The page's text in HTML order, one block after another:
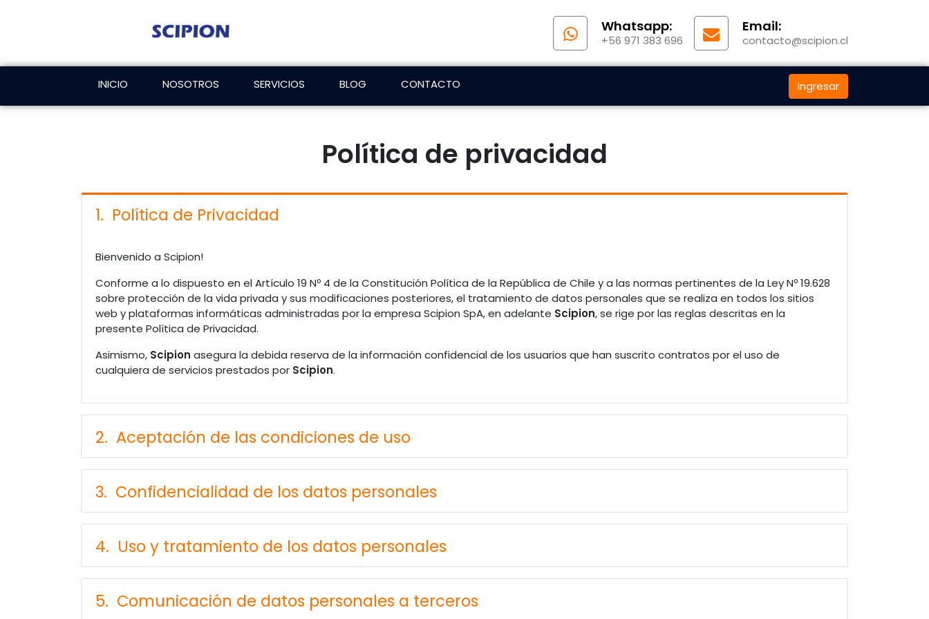
Whatsapp:
+56 971 383 696
Email:
contacto@scipion.cl
INICIO NOSOTROS SERVICIOS BLOG CONTACTO Ingresar
Política de privacidad
1. Política de Privacidad
Bienvenido a Scipion!
Conforme a lo dispuesto en el Artículo 19 Nº 4 de la Constitución Política de la República de Chile y a las normas pertinentes de la Ley Nº 19.628
sobre protección de la vida privada y sus modificaciones posteriores, el tratamiento de datos personales que se realiza en todos los sitios
web y plataformas informáticas administradas por la empresa Scipion SpA, en adelante Scipion, se rige por las reglas descritas en la
presente Política de Privacidad.
Asimismo, Scipion asegura la debida reserva de la información confidencial de los usuarios que han suscrito contratos por el uso de
cualquiera de servicios prestados por Scipion.
2. Aceptación de las condiciones de uso
3. Confidencialidad de los datos personales
4. Uso y tratamiento de los datos personales
5. Comunicación de datos personales a terceros